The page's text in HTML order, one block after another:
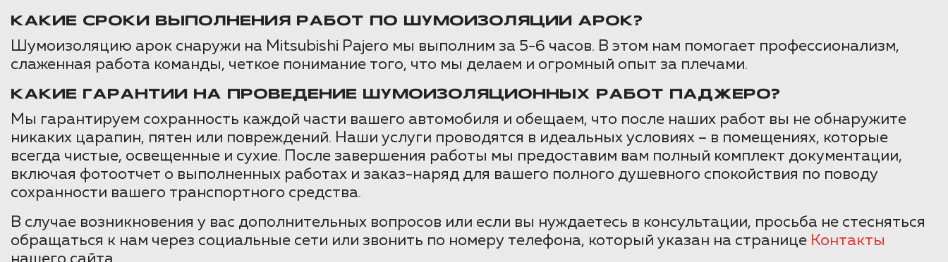
КАКИЕ СРОКИ ВЫПОЛНЕНИЯ РАБОТ ПО ШУМОИЗОЛЯЦИИ АРОК?
Шумоизоляцию арок снаружи на Mitsubishi Pajero мы выполним за 5-6 часов. В этом нам помогает профессионализм,
слаженная работа команды, четкое понимание того, что мы делаем и огромный опыт за плечами.
КАКИЕ ГАРАНТИИ НА ПРОВЕДЕНИЕ ШУМОИЗОЛЯЦИОННЫХ РАБОТ ПАДЖЕРО?
Мы гарантируем сохранность каждой части вашего автомобиля и обещаем, что после наших работ вы не обнаружите
никаких царапин, пятен или повреждений. Наши услуги проводятся в идеальных условиях – в помещениях, которые
всегда чистые, освещенные и сухие. После завершения работы мы предоставим вам полный комплект документации,
включая фотоотчет о выполненных работах и заказ-наряд для вашего полного душевного спокойствия по поводу
сохранности вашего транспортного средства.
В случае возникновения у вас дополнительных вопросов или если вы нуждаетесь в консультации, просьба не стесняться
обращаться к нам через социальные сети или звонить по номеру телефона, который указан на странице Контакты